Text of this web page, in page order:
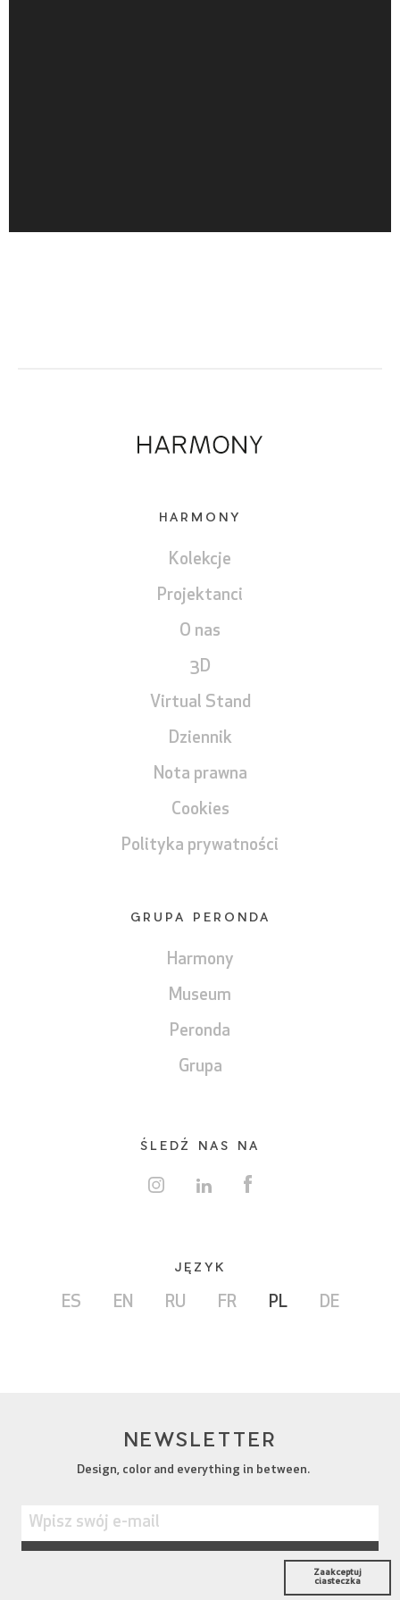
Zaakceptuj
ciasteczka
HARMONY
Kolekcje
Projektanci
O nas
3D
Virtual Stand
Dziennik
Nota prawna
Cookies
Polityka prywatności
GRUPA PERONDA
Harmony
Museum
Peronda
Grupa
ŚLEDŹ NAS NA
JĘZYK
ES EN RU FR PL DE
NEWSLETTER
Design, color and everything in between.
PROSZĘ POTWIERDZIĆ, ŻE NIE JESTEŚ